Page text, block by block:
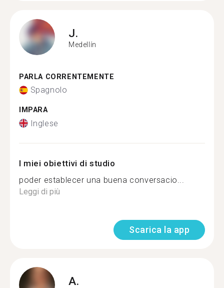
J.
Medellín
PARLA CORRENTEMENTE
Spagnolo
IMPARA
Inglese
I miei obiettivi di studio
poder establecer una buena conversacio...
Leggi di più
Scarica la app
A.